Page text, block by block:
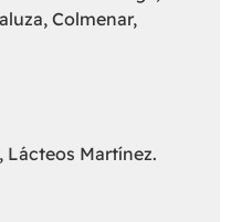
Colmenar,
Lácteos Martínez.